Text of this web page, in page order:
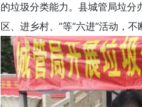
的垃圾分类能力。县城管局垃分
区、进乡村、”等“六进”活动，